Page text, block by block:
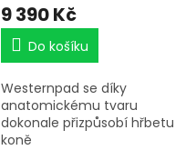
9 390 Kč
Do košíku
Westernpad se díky
anatomickému tvaru
dokonale přizpůsobí hřbetu
koně